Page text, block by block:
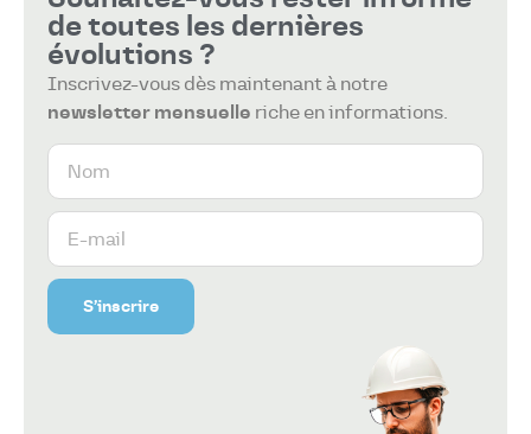
de toutes les dernières
évolutions ?
Inscrivez-vous dès maintenant à notre
newsletter mensuelle riche en informations.
S’inscrire